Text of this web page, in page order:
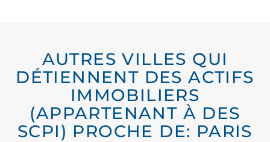
AUTRES VILLES QUI
DÉTIENNENT DES ACTIFS
IMMOBILIERS
(APPARTENANT À DES
SCPI) PROCHE DE: PARIS